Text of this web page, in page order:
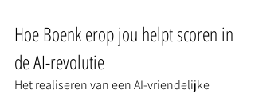
Hoe Boenk erop jou helpt scoren in
de AI-revolutie
Het realiseren van een AI-vriendelijke